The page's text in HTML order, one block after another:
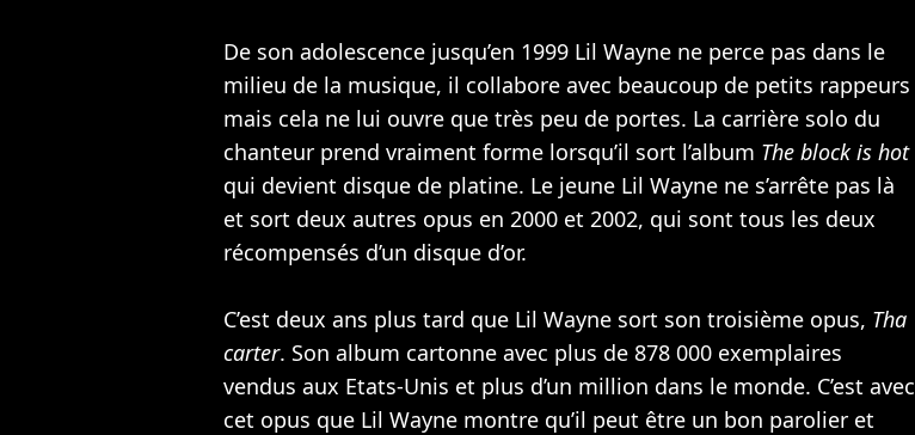
De son adolescence jusqu’en 1999 Lil Wayne ne perce pas dans le
milieu de la musique, il collabore avec beaucoup de petits rappeurs
mais cela ne lui ouvre que très peu de portes. La carrière solo du
chanteur prend vraiment forme lorsqu’il sort l’album The block is hot
qui devient disque de platine. Le jeune Lil Wayne ne s’arrête pas là
et sort deux autres opus en 2000 et 2002, qui sont tous les deux
récompensés d’un disque d’or.
C’est deux ans plus tard que Lil Wayne sort son troisième opus, Tha
carter. Son album cartonne avec plus de 878 000 exemplaires
vendus aux Etats-Unis et plus d’un million dans le monde. C’est avec
cet opus que Lil Wayne montre qu’il peut être un bon parolier et